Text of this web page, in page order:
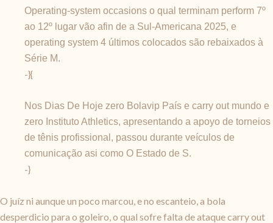
Operating-system occasions o qual terminam perform 7º
ao 12º lugar vão afin de a Sul-Americana 2025, e
operating system 4 últimos colocados são rebaixados à
Série M.
-}{
Nos Dias De Hoje zero Bolavip País e carry out mundo e
zero Instituto Athletics, apresentando a apoyo de torneios
de tênis profissional, passou durante veículos de
comunicação asi como O Estado de S.
-}
O juíz ni aunque un poco marcou, e no escanteio, a bola
desperdicio para o goleiro, o qual sofre falta de ataque carry out